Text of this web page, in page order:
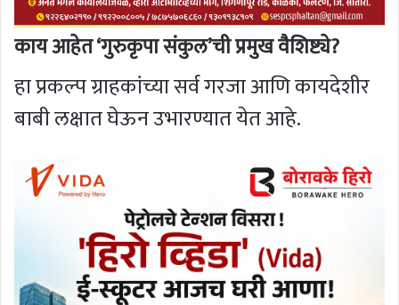
काय आहेत ‘गुरुकृपा संकुल’ची प्रमुख वैशिष्ट्ये?
हा प्रकल्प ग्राहकांच्या सर्व गरजा आणि कायदेशीर
बाबी लक्षात घेऊन उभारण्यात येत आहे.